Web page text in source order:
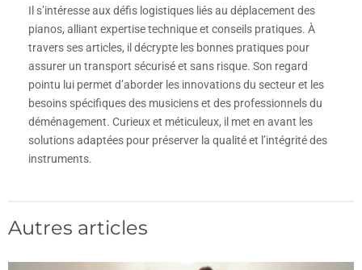
Il s’intéresse aux défis logistiques liés au déplacement des
pianos, alliant expertise technique et conseils pratiques. À
travers ses articles, il décrypte les bonnes pratiques pour
assurer un transport sécurisé et sans risque. Son regard
pointu lui permet d’aborder les innovations du secteur et les
besoins spécifiques des musiciens et des professionnels du
déménagement. Curieux et méticuleux, il met en avant les
solutions adaptées pour préserver la qualité et l’intégrité des
instruments.
Autres articles